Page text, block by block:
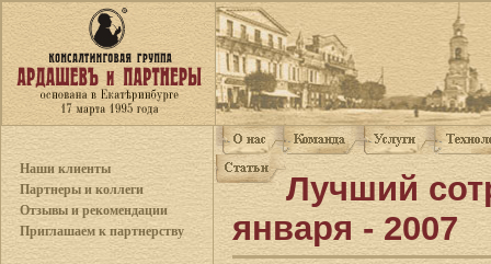
Наши клиенты
Партнеры и коллеги
Отзывы и рекомендации
Приглашаем к партнерству
Лучший
января - 2007